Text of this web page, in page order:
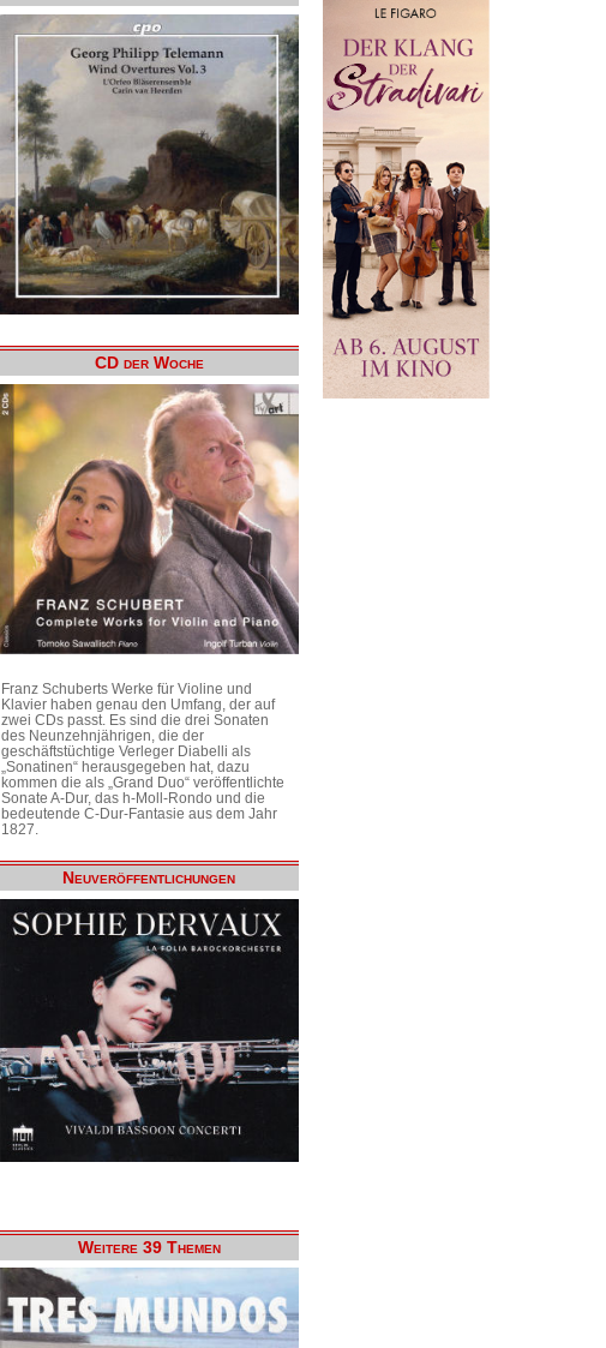
CD der Woche
Franz Schuberts Werke für Violine und
Klavier haben genau den Umfang, der auf
zwei CDs passt. Es sind die drei Sonaten
des Neunzehnjährigen, die der
geschäftstüchtige Verleger Diabelli als
„Sonatinen“ herausgegeben hat, dazu
kommen die als „Grand Duo“ veröffentlichte
Sonate A-Dur, das h-Moll-Rondo und die
bedeutende C-Dur-Fantasie aus dem Jahr
1827.
Neuveröffentlichungen
Weitere 39 Themen